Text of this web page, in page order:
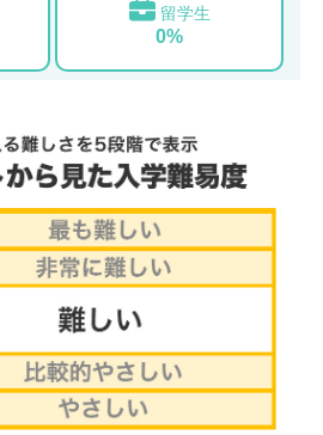
留学生
0%